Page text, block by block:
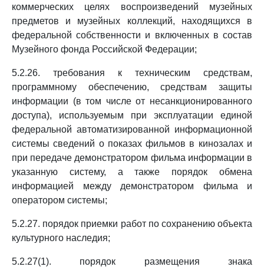
коммерческих целях воспроизведений музейных
предметов и музейных коллекций, находящихся в
федеральной собственности и включенных в состав
Музейного фонда Российской Федерации;
5.2.26. требования к техническим средствам,
программному обеспечению, средствам защиты
информации (в том числе от несанкционированного
доступа), используемым при эксплуатации единой
федеральной автоматизированной информационной
системы сведений о показах фильмов в кинозалах и
при передаче демонстратором фильма информации в
указанную систему, а также порядок обмена
информацией между демонстратором фильма и
оператором системы;
5.2.27. порядок приемки работ по сохранению объекта
культурного наследия;
5.2.27(1). порядок размещения знака